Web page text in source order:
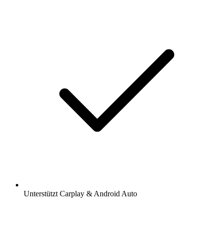
Unterstützt Carplay & Android Auto